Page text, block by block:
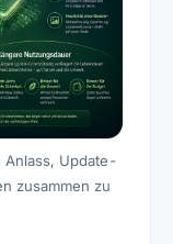
Update-
zusammen zu